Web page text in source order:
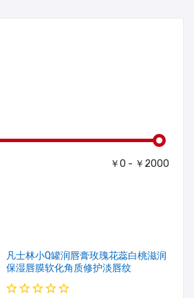
￥0 - ￥2000
凡士林小Q罐润唇膏玫瑰花蕊白桃滋润
保湿唇膜软化角质修护淡唇纹